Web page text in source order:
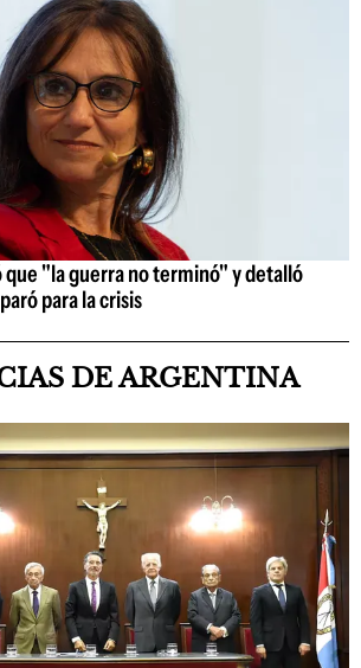
que "la guerra no terminó" y detalló
para la crisis
DE ARGENTINA